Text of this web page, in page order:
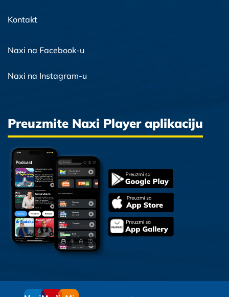
Kontakt
Naxi na Facebook-u
Naxi na Instagram-u
Preuzmite Naxi Player aplikaciju